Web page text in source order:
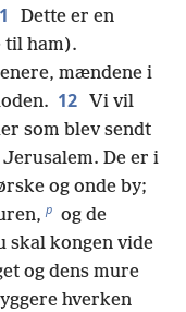
Dette er en
til ham).
mændene i
12 Vi vil
som blev sendt
De er i
og onde by;
p og de
skal kongen vide
og dens mure
hverken